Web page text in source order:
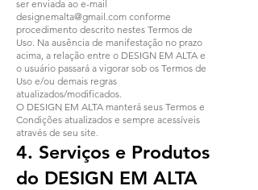
ser enviada ao e-mail
designemalta@gmail.com conforme
procedimento descrito nestes Termos de
Uso. Na ausência de manifestação no prazo
acima, a relação entre o DESIGN EM ALTA e
o usuário passará a vigorar sob os Termos de
Uso e/ou demais regras
atualizados/modificados.
O DESIGN EM ALTA manterá seus Termos e
Condições atualizados e sempre acessíveis
através de seu site.
4. Serviços e Produtos
do DESIGN EM ALTA